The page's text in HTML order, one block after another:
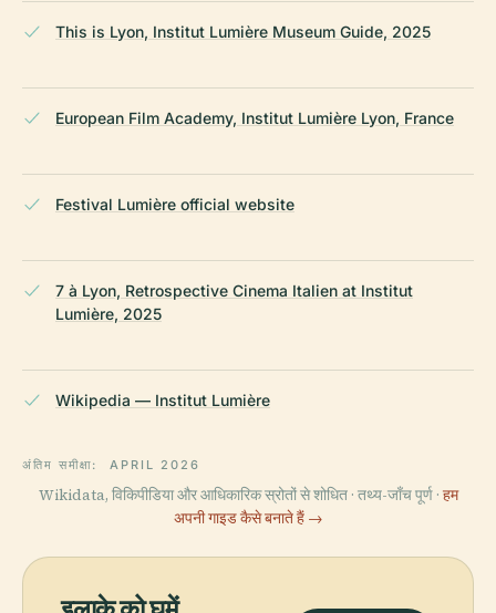
This is Lyon, Institut Lumière Museum Guide, 2025
European Film Academy, Institut Lumière Lyon, France
Festival Lumière official website
7 à Lyon, Retrospective Cinema Italien at Institut
Lumière, 2025
Wikipedia — Institut Lumière
अंतिम समीक्षा: APRIL 2026
Wikidata, विकिपीडिया और आधिकारिक स्रोतों से शोधित · तथ्य-जाँच पूर्ण · हम
अपनी गाइड कैसे बनाते हैं →